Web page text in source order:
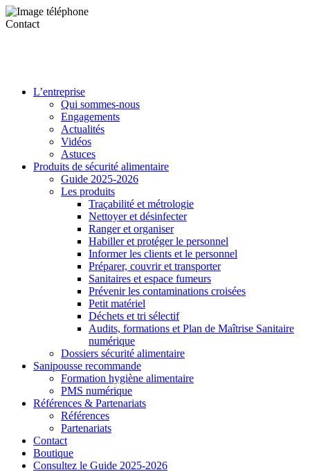
Contact
L’entreprise
Qui sommes-nous
Engagements
Actualités
Vidéos
Astuces
Produits de sécurité alimentaire
Guide 2025-2026
Les produits
Traçabilité et métrologie
Nettoyer et désinfecter
Ranger et organiser
Habiller et protéger le personnel
Informer les clients et le personnel
Préparer, couvrir et transporter
Sanitaires et espace fumeurs
Prévenir les contaminations croisées
Petit matériel
Déchets et tri sélectif
Audits, formations et Plan de Maîtrise Sanitaire
numérique
Dossiers sécurité alimentaire
Sanipousse recommande
Formation hygiène alimentaire
PMS numérique
Références & Partenariats
Références
Partenariats
Contact
Boutique
Consultez le Guide 2025-2026